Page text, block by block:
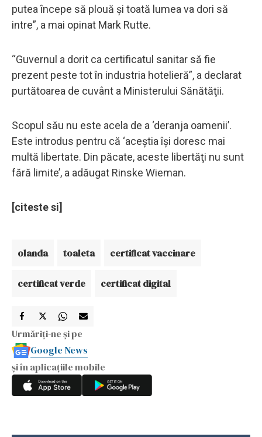
putea începe să plouă şi toată lumea va dori să
intre”, a mai opinat Mark Rutte.
“Guvernul a dorit ca certificatul sanitar să fie
prezent peste tot în industria hotelieră”, a declarat
purtătoarea de cuvânt a Ministerului Sănătăţii.
Scopul său nu este acela de a ‘deranja oamenii’.
Este introdus pentru că ‘aceştia îşi doresc mai
multă libertate. Din păcate, aceste libertăţi nu sunt
fără limite’, a adăugat Rinske Wieman.
[citeste si]
olanda toaleta certificat vaccinare
certificat verde certificat digital
Urmăriți-ne și pe
Google News
și în aplicațiile mobile